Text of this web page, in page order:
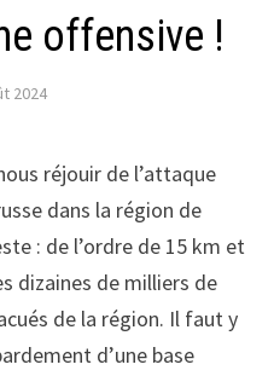
offensive !
2024
réjouir de l’attaque
dans la région de
: de l’ordre de 15 km et
dizaines de milliers de
de la région. Il faut y
d’une base